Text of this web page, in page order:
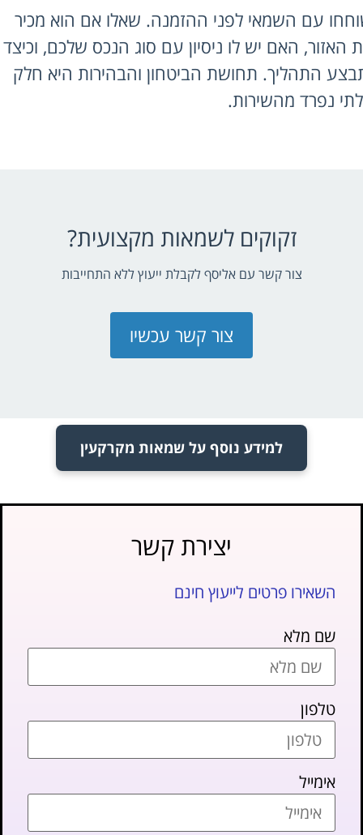
עם השמאי לפני ההזמנה. שאלו אם הוא מכיר
האם יש לו ניסיון עם סוג הנכס שלכם, וכיצד
התהליך. תחושת הביטחון והבהירות היא חלק
מהשירות.
זקוקים לשמאות מקצועית?
צור קשר עם אליסף לקבלת ייעוץ ללא התחייבות
צור קשר עכשיו
למידע נוסף על שמאות מקרקעין
יצירת קשר
השאירו פרטים לייעוץ חינם
שם מלא
טלפון
אימייל